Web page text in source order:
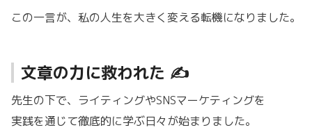
この一言が、私の人生を大きく変える転機になりました。
文章の力に救われた ✍️
先生の下で、ライティングやSNSマーケティングを
実践を通じて徹底的に学ぶ日々が始まりました。